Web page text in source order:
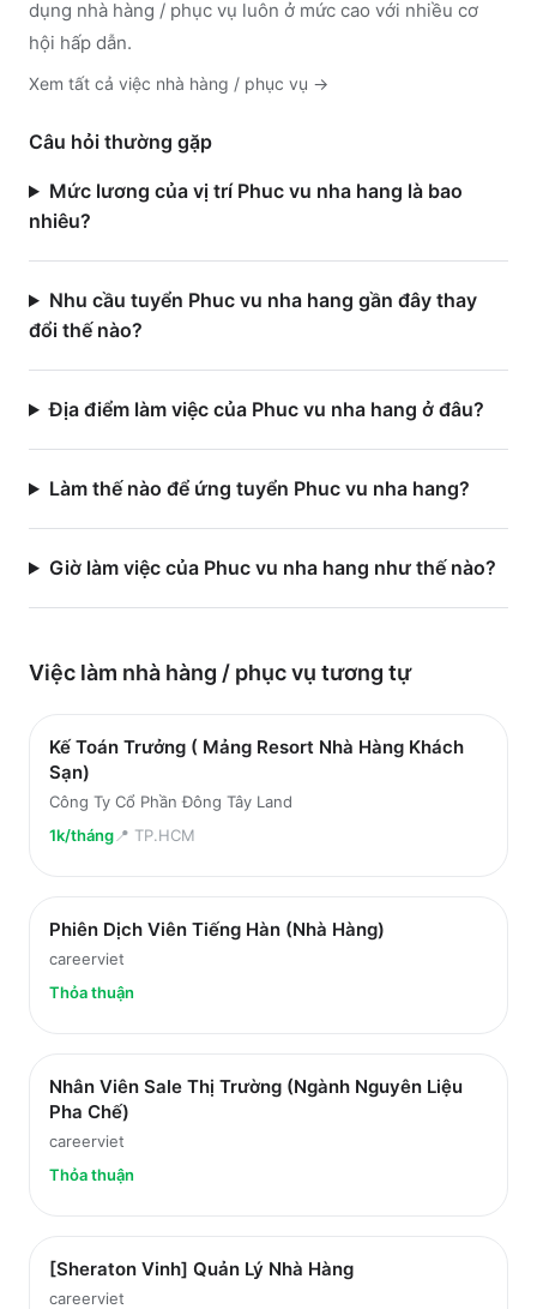
dụng nhà hàng / phục vụ luôn ở mức cao với nhiều cơ
hội hấp dẫn.
Xem tất cả việc nhà hàng / phục vụ →
Câu hỏi thường gặp
Mức lương của vị trí Phuc vu nha hang là bao
nhiêu?
Nhu cầu tuyển Phuc vu nha hang gần đây thay
đổi thế nào?
Địa điểm làm việc của Phuc vu nha hang ở đâu?
Làm thế nào để ứng tuyển Phuc vu nha hang?
Giờ làm việc của Phuc vu nha hang như thế nào?
Việc làm nhà hàng / phục vụ tương tự
Kế Toán Trưởng ( Mảng Resort Nhà Hàng Khách
Sạn)
Công Ty Cổ Phần Đông Tây Land
1k/tháng📍 TP.HCM
Phiên Dịch Viên Tiếng Hàn (Nhà Hàng)
careerviet
Thỏa thuận
Nhân Viên Sale Thị Trường (Ngành Nguyên Liệu
Pha Chế)
careerviet
Thỏa thuận
[Sheraton Vinh] Quản Lý Nhà Hàng
careerviet